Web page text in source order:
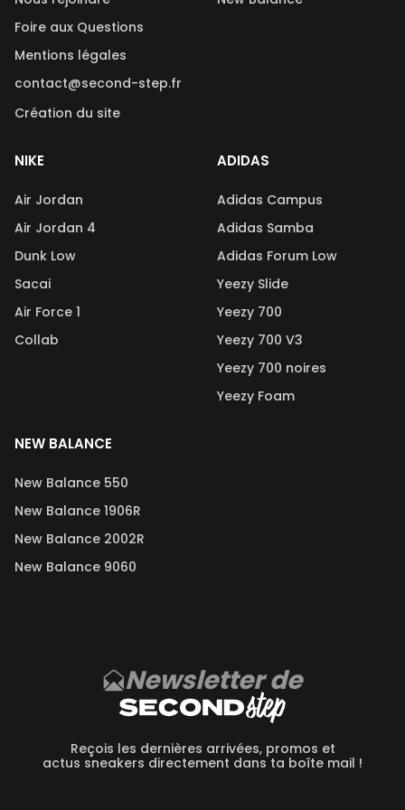
Foire aux Questions
Mentions légales
contact@second-step.fr
Création du site
NIKE
Air Jordan
Air Jordan 4
Dunk Low
Sacai
Air Force 1
Collab
ADIDAS
Adidas Campus
Adidas Samba
Adidas Forum Low
Yeezy Slide
Yeezy 700
Yeezy 700 V3
Yeezy 700 noires
Yeezy Foam
NEW BALANCE
New Balance 550
New Balance 1906R
New Balance 2002R
New Balance 9060
Newsletter de
Reçois les dernières arrivées, promos et
actus sneakers directement dans ta boîte mail !